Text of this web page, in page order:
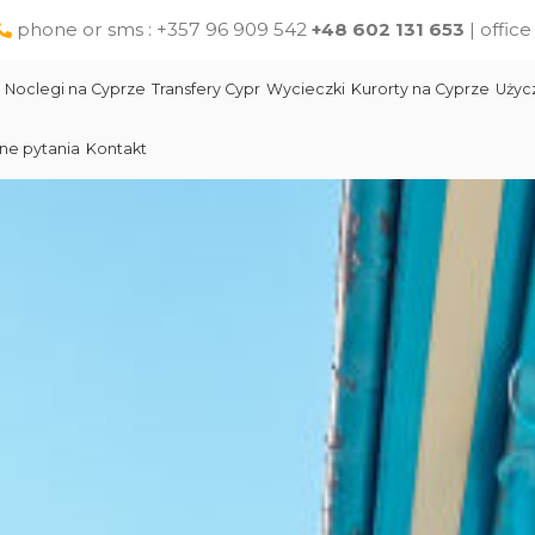
phone or sms : +357 96 909 542 +48 602 131 653 | office
Noclegi na Cyprze Transfery Cypr Wycieczki
Wycieczki jednodniowe na Cyprze z Pafos
Kurorty na Cyprze
Pomoc na Cyprze dla polskich turystów
pytania Kontakt